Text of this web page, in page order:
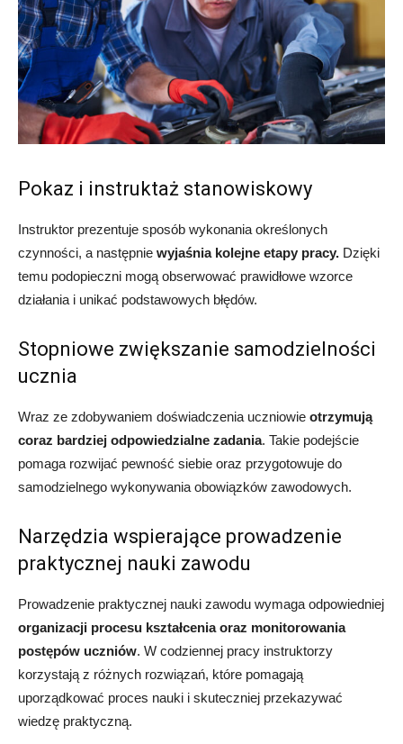
Pokaz i instruktaż stanowiskowy
Instruktor prezentuje sposób wykonania określonych
czynności, a następnie wyjaśnia kolejne etapy pracy. Dzięki
temu podopieczni mogą obserwować prawidłowe wzorce
działania i unikać podstawowych błędów.
Stopniowe zwiększanie samodzielności
ucznia
Wraz ze zdobywaniem doświadczenia uczniowie otrzymują
coraz bardziej odpowiedzialne zadania. Takie podejście
pomaga rozwijać pewność siebie oraz przygotowuje do
samodzielnego wykonywania obowiązków zawodowych.
Narzędzia wspierające prowadzenie
praktycznej nauki zawodu
Prowadzenie praktycznej nauki zawodu wymaga odpowiedniej
organizacji procesu kształcenia oraz monitorowania
postępów uczniów. W codziennej pracy instruktorzy
korzystają z różnych rozwiązań, które pomagają
uporządkować proces nauki i skuteczniej przekazywać
wiedzę praktyczną.